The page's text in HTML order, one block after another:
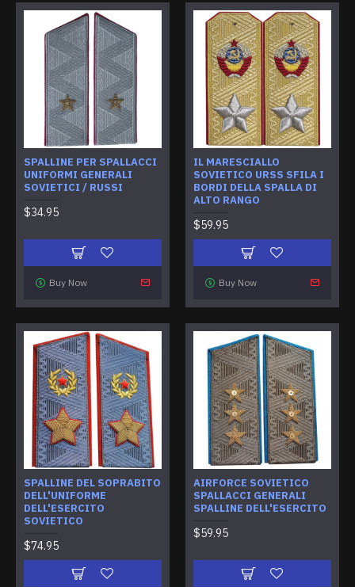
SPALLINE PER SPALLACCI
UNIFORMI GENERALI
SOVIETICI / RUSSI
$34.95
Buy Now
IL MARESCIALLO
SOVIETICO URSS SFILA I
BORDI DELLA SPALLA DI
ALTO RANGO
$59.95
Buy Now
SPALLINE DEL SOPRABITO
DELL'UNIFORME
DELL'ESERCITO
SOVIETICO
$74.95
AIRFORCE SOVIETICO
SPALLACCI GENERALI
SPALLINE DELL'ESERCITO
$59.95